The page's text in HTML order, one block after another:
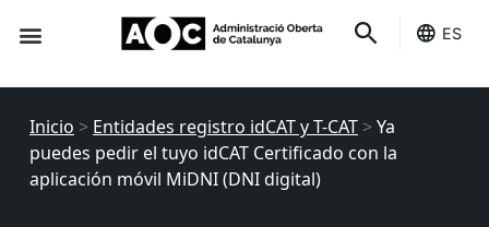
ES
Inicio > Entidades registro idCAT y T-CAT >Ya
puedes pedir el tuyo idCAT Certificado con la
aplicación móvil MiDNI (DNI digital)